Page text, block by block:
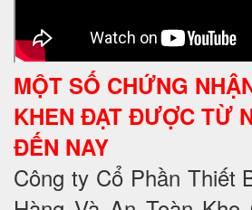
MỘT SỐ CHỨNG
KHEN ĐẠT ĐƯỢC TỪ
ĐẾN NAY
Công ty Cổ Phần Thiết